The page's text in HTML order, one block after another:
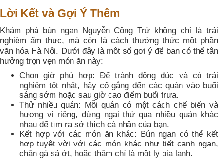
Lời Kết và Gợi Ý Thêm
Khám phá bún ngan Nguyễn Công Trứ không chỉ là trải
nghiệm ẩm thực, mà còn là cách thưởng thức một phần
văn hóa Hà Nội. Dưới đây là một số gợi ý để bạn có thể tận
hưởng trọn vẹn món ăn này:
Chọn giờ phù hợp: Để tránh đông đúc và có trải
nghiệm tốt nhất, hãy cố gắng đến các quán vào buổi
sáng sớm hoặc sau giờ cao điểm buổi trưa.
Thử nhiều quán: Mỗi quán có một cách chế biến và
hương vị riêng, đừng ngại thử qua nhiều quán khác
nhau để tìm ra sở thích cá nhân của bạn.
Kết hợp với các món ăn khác: Bún ngan có thể kết
hợp tuyệt vời với các món khác như tiết canh ngan,
chân gà sả ớt, hoặc thậm chí là một ly bia lạnh.